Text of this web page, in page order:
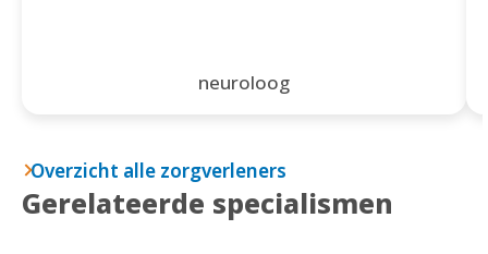
neuroloog
Overzicht alle zorgverleners
Gerelateerde specialismen